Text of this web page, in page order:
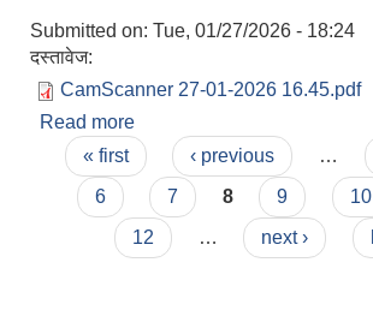
Submitted on: Tue, 01/27/2026 - 18:24
दस्तावेज:
CamScanner 27-01-2026 16.45.pdf
Read more
Pages
« first ‹ previous …
6
7 8 9 10
12
… next ›